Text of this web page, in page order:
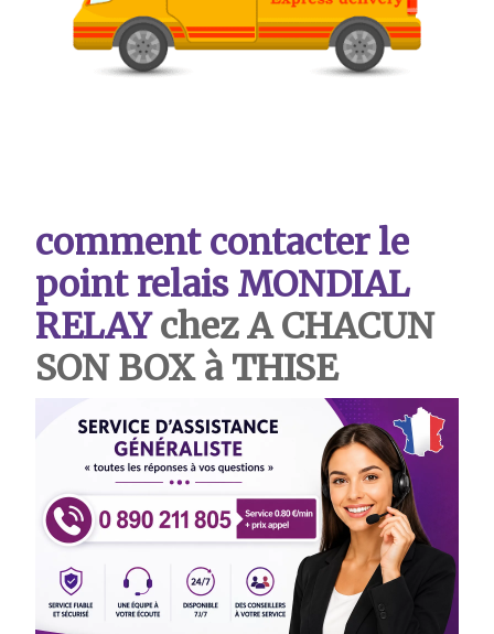
comment contacter le
point relais MONDIAL
RELAYchez A CHACUN
SON BOX à THISE